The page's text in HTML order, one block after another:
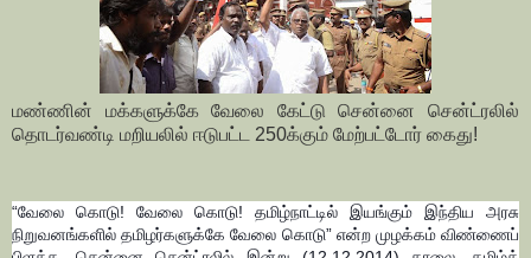
மண்ணின் மக்களுக்கே வேலை கேட்டு
சென்னை சென்ட்ரலில்
தொடர்வண்டி மறியலில் ஈடுபட்ட 250க்கும் மேற்பட்டோர் கைது!
“வேலை கொடு! வேலை கொடு! தமிழ்நாட்டில் இயங்கும் இந்திய அரசு
நிறுவனங்களில் தமிழர்களுக்கே வேலை கொடு” என்ற முழக்கம் விண்ணைப்